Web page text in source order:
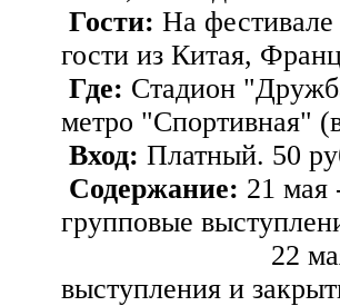
Гости: На фестивале
гости из Китая,
Где: Стадион
метро "Спортивная"
Вход: Платный. 50
Содержание: 21 мая
групповые
22 мая -
выступления и